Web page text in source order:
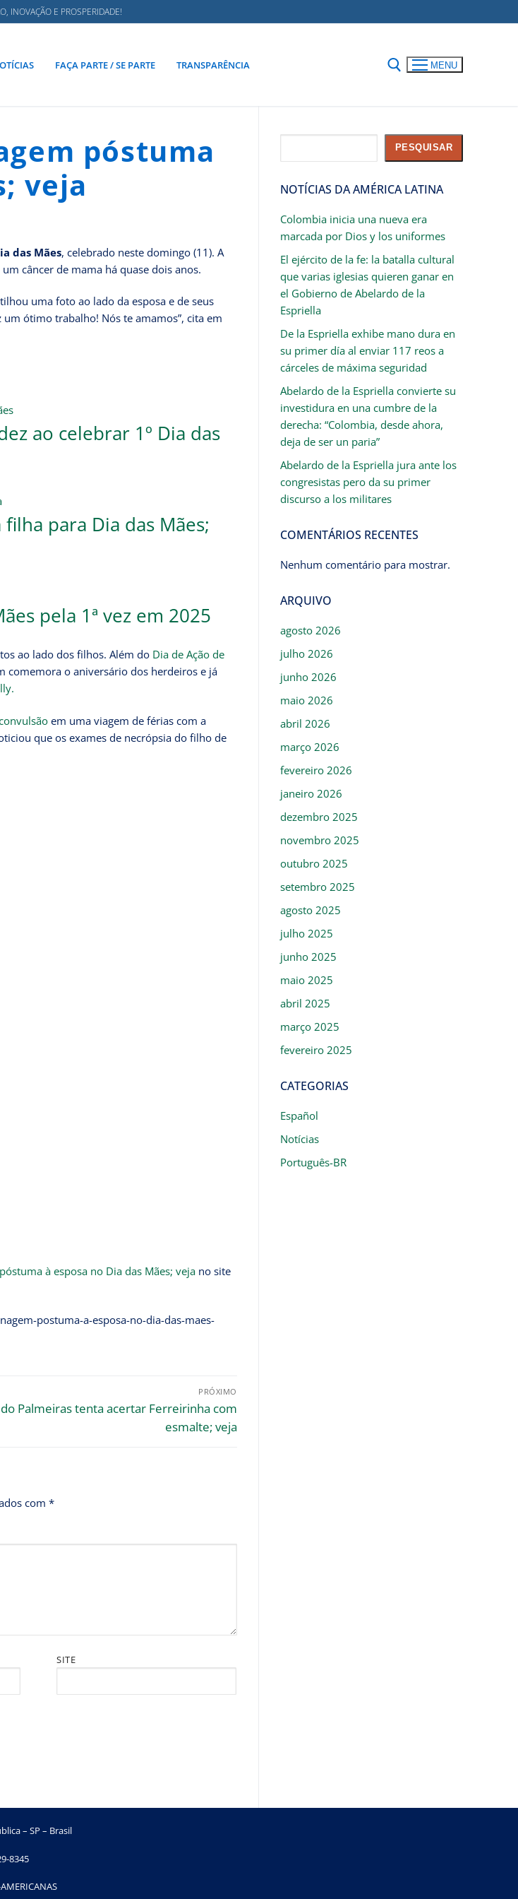
INOVAÇÃO E PROSPERIDADE!
FAÇA PARTE / SE PARTE TRANSPARÊNCIA MENU
póstuma
veja
das Mães, celebrado neste domingo (11). A
câncer de mama há quase dois anos.
uma foto ao lado da esposa e de seus
um ótimo trabalho! Nós te amamos”, cita em
ao celebrar 1º Dia das
para Dia das Mães;
pela 1ª vez em 2025
ao lado dos filhos. Além do Dia de Ação de
comemora o aniversário dos herdeiros e já
em uma viagem de férias com a
que os exames de necrópsia do filho de
à esposa no Dia das Mães; veja no site
postuma-a-esposa-no-dia-das-maes-
PRÓXIMO
Palmeiras tenta acertar Ferreirinha com
esmalte; veja
com *
SITE
PESQUISAR
NOTÍCIAS DA AMÉRICA LATINA
Colombia inicia una nueva era
marcada por Dios y los uniformes
El ejército de la fe: la batalla cultural
que varias iglesias quieren ganar en
el Gobierno de Abelardo de la
Espriella
De la Espriella exhibe mano dura en
su primer día al enviar 117 reos a
cárceles de máxima seguridad
Abelardo de la Espriella convierte su
investidura en una cumbre de la
derecha: “Colombia, desde ahora,
deja de ser un paria”
Abelardo de la Espriella jura ante los
congresistas pero da su primer
discurso a los militares
COMENTÁRIOS RECENTES
Nenhum comentário para mostrar.
ARQUIVO
agosto 2026
julho 2026
junho 2026
maio 2026
abril 2026
março 2026
fevereiro 2026
janeiro 2026
dezembro 2025
novembro 2025
outubro 2025
setembro 2025
agosto 2025
julho 2025
junho 2025
maio 2025
abril 2025
março 2025
fevereiro 2025
CATEGORIAS
Español
Notícias
Português-BR
– SP – Brasil
8345